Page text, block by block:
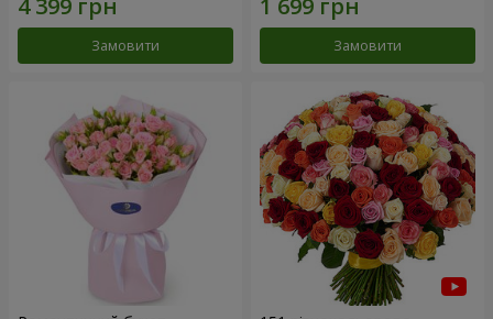
Замовити Замовити